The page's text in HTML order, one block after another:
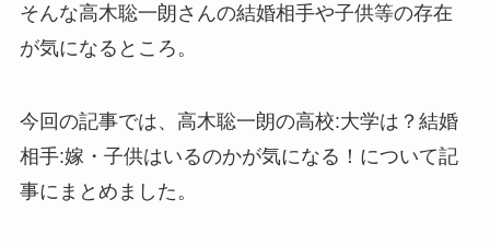
そんな高木聡一朗さんの結婚相手や子供等の存在
が気になるところ。
今回の記事では、高木聡一朗の高校:大学は？結婚
相手:嫁・子供はいるのかが気になる！について記
事にまとめました。